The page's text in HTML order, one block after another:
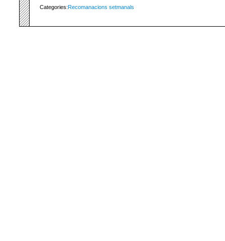
Categories:Recomanacions setmanals